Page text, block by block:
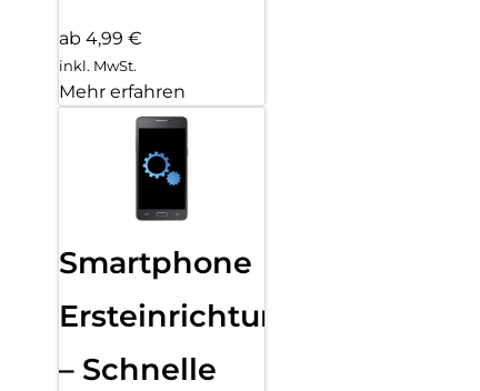
ab 4,99 €
inkl. MwSt.
Mehr erfahren
Smartphone
Ersteinrichtung
– Schnelle